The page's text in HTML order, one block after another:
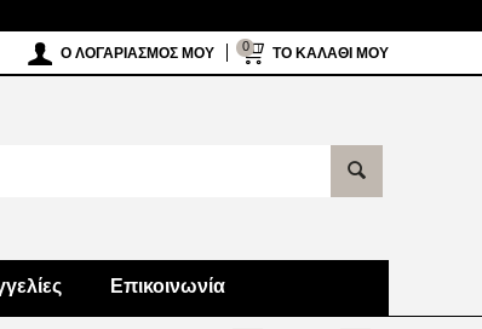
ΤΟ ΚΑΛΆΘΙ ΜΟΥ
0
Ο ΛΟΓΑΡΙΑΣΜΌΣ ΜΟΥ
Επικοινωνία